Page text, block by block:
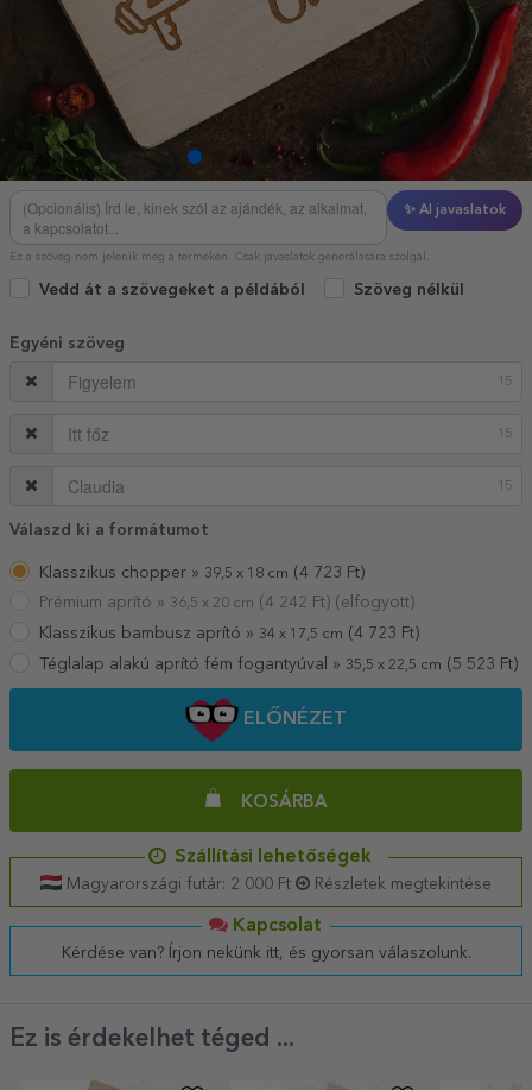
✨ AI javaslatok
Ez a szöveg nem jelenik meg a terméken. Csak javaslatok generálására szolgál.
Vedd át a szövegeket a példából Szöveg nélkül
Egyéni szöveg
15
15
15
Válaszd ki a formátumot
Klasszikus chopper » 39,5 x 18 cm (4 723 Ft)
Prémium aprító » 36,5 x 20 cm ( 4 242 Ft) (elfogyott)
Klasszikus bambusz aprító » 34 x 17,5 cm (4 723 Ft)
Téglalap alakú aprító fém fogantyúval » 35,5 x 22,5 cm (5 523 Ft)
ELŐNÉZET
KOSÁRBA
Szállítási lehetőségek
Magyarországi futár: 2 000 Ft Részletek megtekintése
Kapcsolat
Kérdése van? Írjon nekünk itt, és gyorsan válaszolunk.
Ez is érdekelhet téged ...